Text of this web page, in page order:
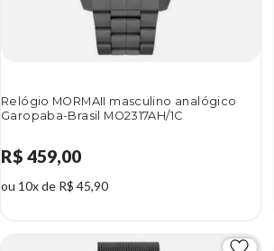
Relógio MORMAII masculino analógico
Garopaba-Brasil MO2317AH/1C
R$ 459,00
ou 10x de R$ 45,90